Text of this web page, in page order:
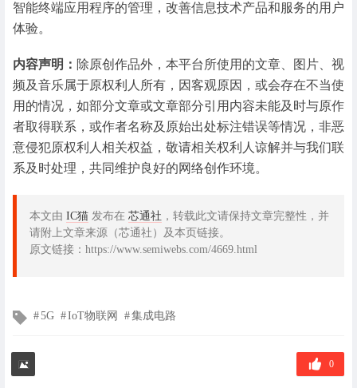
智能终端应用程序的管理，改善信息技术产品和服务的用户
体验。
内容声明： 除原创作品外，本平台所使用的文章、图片、视
频及音乐属于原权利人所有，因客观原因，或会存在不当使
用的情况，如部分文章或文章部分引用内容未能及时与原作
者取得联系，或作者名称及原始出处标注错误等情况，非恶
意侵犯原权利人相关权益，敬请相关权利人谅解并与我们联
系及时处理，共同维护良好的网络创作环境。
本文由 IC猫 发布在 芯通社 ，转载此文请保持文章完整性，并
请附上文章来源（芯通社）及本页链接。
原文链接：https://www.semiwebs.com/4669.html
文
签
5G IoT物联网 集成电路
0